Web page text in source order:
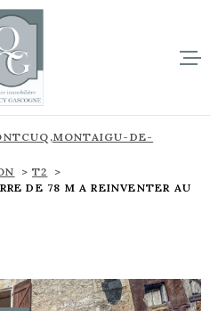
L'ÉQUIPE
DE-
T2
DE 78 M A REINVENTER AU